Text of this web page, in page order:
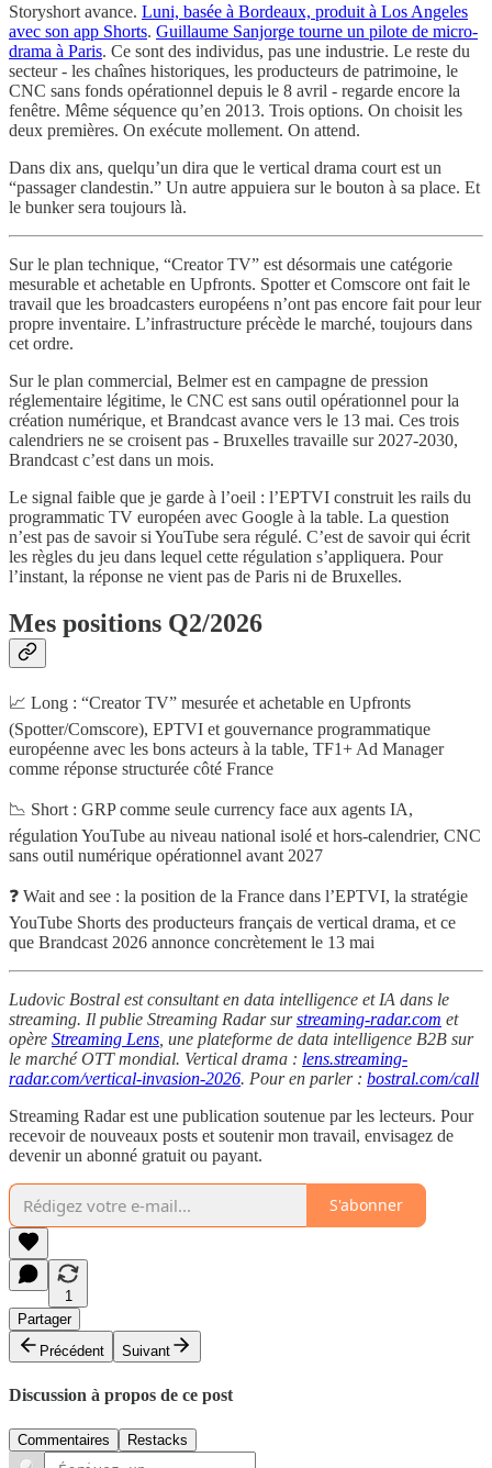
Storyshort avance. Luni, basée à Bordeaux, produit à Los Angeles
avec son app Shorts. Guillaume Sanjorge tourne un pilote de micro-
drama à Paris. Ce sont des individus, pas une industrie. Le reste du
secteur - les chaînes historiques, les producteurs de patrimoine, le
CNC sans fonds opérationnel depuis le 8 avril - regarde encore la
fenêtre. Même séquence qu’en 2013. Trois options. On choisit les
deux premières. On exécute mollement. On attend.
Dans dix ans, quelqu’un dira que le vertical drama court est un
“passager clandestin.” Un autre appuiera sur le bouton à sa place. Et
le bunker sera toujours là.
Sur le plan technique, “Creator TV” est désormais une catégorie
mesurable et achetable en Upfronts. Spotter et Comscore ont fait le
travail que les broadcasters européens n’ont pas encore fait pour leur
propre inventaire. L’infrastructure précède le marché, toujours dans
cet ordre.
Sur le plan commercial, Belmer est en campagne de pression
réglementaire légitime, le CNC est sans outil opérationnel pour la
création numérique, et Brandcast avance vers le 13 mai. Ces trois
calendriers ne se croisent pas - Bruxelles travaille sur 2027-2030,
Brandcast c’est dans un mois.
Le signal faible que je garde à l’oeil : l’EPTVI construit les rails du
programmatic TV européen avec Google à la table. La question
n’est pas de savoir si YouTube sera régulé. C’est de savoir qui écrit
les règles du jeu dans lequel cette régulation s’appliquera. Pour
l’instant, la réponse ne vient pas de Paris ni de Bruxelles.
Mes positions Q2/2026
📈 Long : “Creator TV” mesurée et achetable en Upfronts
(Spotter/Comscore), EPTVI et gouvernance programmatique
européenne avec les bons acteurs à la table, TF1+ Ad Manager
comme réponse structurée côté France
📉 Short : GRP comme seule currency face aux agents IA,
régulation YouTube au niveau national isolé et hors-calendrier, CNC
sans outil numérique opérationnel avant 2027
❓ Wait and see : la position de la France dans l’EPTVI, la stratégie
YouTube Shorts des producteurs français de vertical drama, et ce
que Brandcast 2026 annonce concrètement le 13 mai
Ludovic Bostral est consultant en data intelligence et IA dans le
streaming. Il publie Streaming Radar surstreaming-radar.com et
opère Streaming Lens , une plateforme de data intelligence B2B sur
le marché OTT mondial. Vertical drama : lens.streaming-
radar.com/vertical-invasion-2026. Pour en parler : bostral.com/call
Streaming Radar est une publication soutenue par les lecteurs. Pour
recevoir de nouveaux posts et soutenir mon travail, envisagez de
devenir un abonné gratuit ou payant.
S'abonner
1
Partager
Précédent
Suivant
Discussion à propos de ce post
Commentaires Restacks